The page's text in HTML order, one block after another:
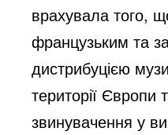
врахувала того,
французьким та
дистрибуцією
території Європи
звинувачення у